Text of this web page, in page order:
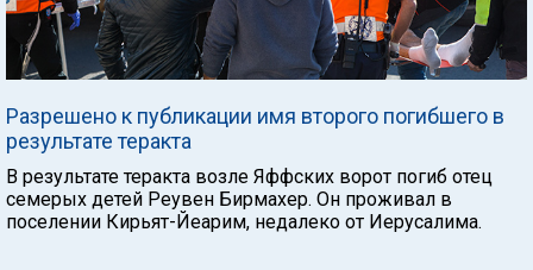
Разрешено к публикации имя второго погибшего в
результате теракта
В результате теракта возле Яффских ворот погиб отец
семерых детей Реувен Бирмахер. Он проживал в
поселении Кирьят-Йеарим, недалеко от Иерусалима.